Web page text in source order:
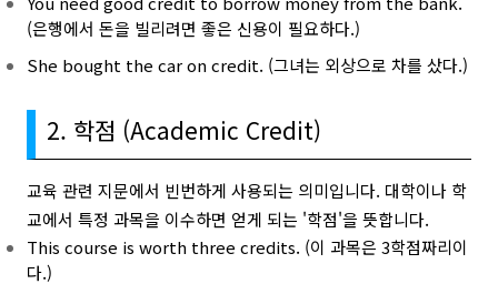
(은행에서 돈을 빌리려면 좋은 신용이 필요하다.)
She bought the car on credit. (그녀는 외상으로 차를 샀다.)
2. 학점 (Academic Credit)
교육 관련 지문에서 빈번하게 사용되는 의미입니다. 대학이나 학
교에서 특정 과목을 이수하면 얻게 되는 '학점'을 뜻합니다.
This course is worth three credits. (이 과목은 3학점짜리이
다.)